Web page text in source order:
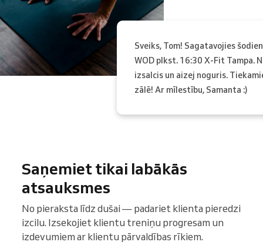
Sveiks, Tom! Sagatavojies
WOD plkst. 16:30 X-Fit Tampa.
izsalcis un aizej noguris.
zālē! Ar mīlestību, Samanta :)
Saņemiet tikai labākās
atsauksmes
No pieraksta līdz dušai — padariet klienta pieredzi
izcilu. Izsekojiet klientu treniņu progresam un
izdevumiem ar klientu pārvaldības rīkiem.